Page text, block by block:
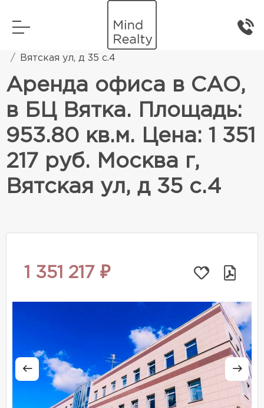
Коммерческая недвижимость
Вятская ул, д 35 с.4
Аренда офиса в САО,
в БЦ Вятка. Площадь:
953.80 кв.м. Цена: 1 351
217 руб. Москва г,
Вятская ул, д 35 с.4
1 351 217 ₽